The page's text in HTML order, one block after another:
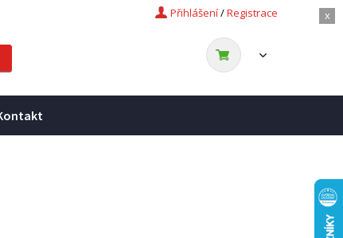
x
Registrace
/
Přihlášení